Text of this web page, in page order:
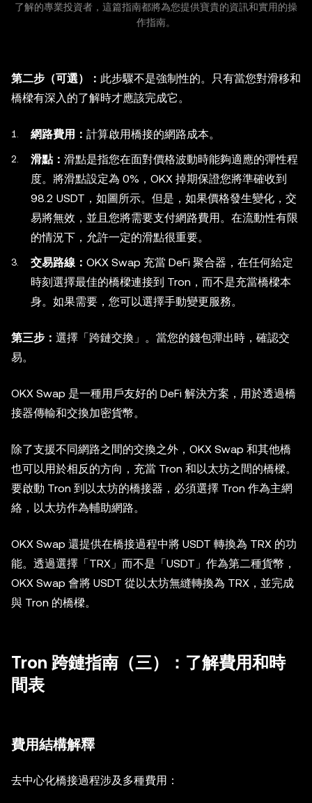
了解的專業投資者，這篇指南都將為您提供寶貴的資訊和實用的操
作指南。
第二步（可選）： 此步驟不是強制性的。只有當您對滑移和
橋樑有深入的了解時才應該完成它。
網路費用： 計算啟用橋接的網路成本。
滑點： 滑點是指您在面對價格波動時能夠適應的彈性程
度。將滑點設定為 0%，OKX 掉期保證您將準確收到
98.2 USDT，如圖所示。但是，如果價格發生變化，交
易將無效，並且您將需要支付網路費用。在流動性有限
的情況下，允許一定的滑點很重要。
交易路線： OKX Swap 充當 DeFi 聚合器，在任何給定
時刻選擇最佳的橋樑連接到 Tron，而不是充當橋樑本
身。如果需要，您可以選擇手動變更服務。
第三步： 選擇「跨鏈交換」。當您的錢包彈出時，確認交
易。
OKX Swap 是一種用戶友好的 DeFi 解決方案，用於透過橋
接器傳輸和交換加密貨幣。
除了支援不同網路之間的交換之外，OKX Swap 和其他橋
也可以用於相反的方向，充當 Tron 和以太坊之間的橋樑。
要啟動 Tron 到以太坊的橋接器，必須選擇 Tron 作為主網
絡，以太坊作為輔助網路。
OKX Swap 還提供在橋接過程中將 USDT 轉換為 TRX 的功
能。透過選擇「TRX」而不是「USDT」作為第二種貨幣，
OKX Swap 會將 USDT 從以太坊無縫轉換為 TRX，並完成
與 Tron 的橋樑。
Tron 跨鏈指南（三）：了解費用和時
間表
費用結構解釋
去中心化橋接過程涉及多種費用：